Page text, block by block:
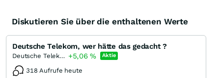
Diskutieren Sie über die enthaltenen Werte
Deutsche Telekom, wer hätte das gedacht ?
Deutsche Telekom +5,06% Aktie
318 Aufrufe heute